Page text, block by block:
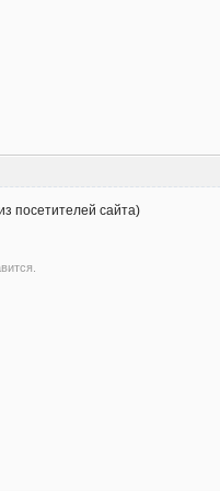
посетителей сайта)